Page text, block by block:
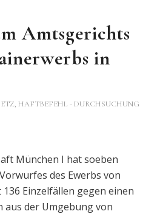
Amtsgerichts
in
, HAFTBEFEHL - DURCHSUCHUNG
München I hat soeben
des Ewerbs von
Einzelfällen gegen einen
aus der Umgebung von